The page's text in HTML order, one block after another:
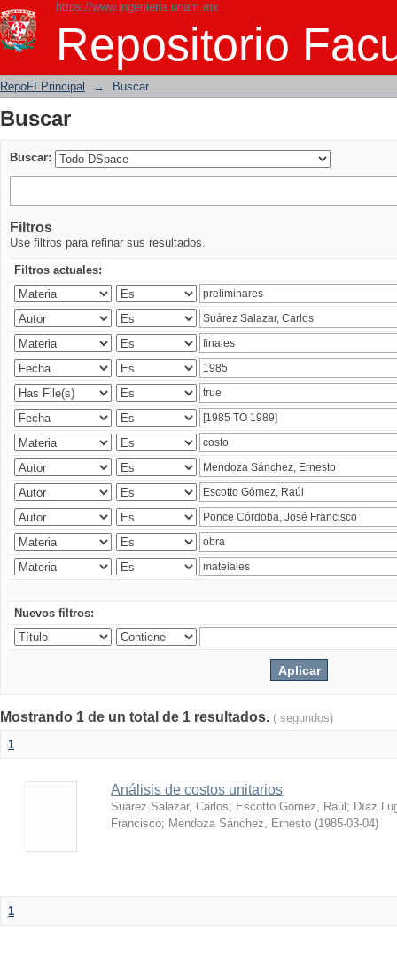
https://www.ingenieria.unam.mx
Repositorio
Buscar
RepoFI Principal → Buscar
Buscar
Buscar:
Filtros
Use filtros para refinar sus resultados.
Filtros actuales:
Nuevos filtros:
Mostrando 1 de un total de 1 resultados. ( segundos)
1
Análisis de costos unitarios
Suárez Salazar, Carlos; Escotto Gómez, Raúl ; Díaz
Francisco; Mendoza Sánchez, Ernesto (1985-03-04)
1